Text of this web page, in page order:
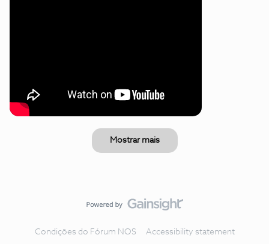
Mostrar mais
Condições do Fórum NOS Accessibility statement